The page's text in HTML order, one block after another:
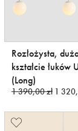
Rozłożysta,
kształcie łuków
(Long)
1 390,00 zł1